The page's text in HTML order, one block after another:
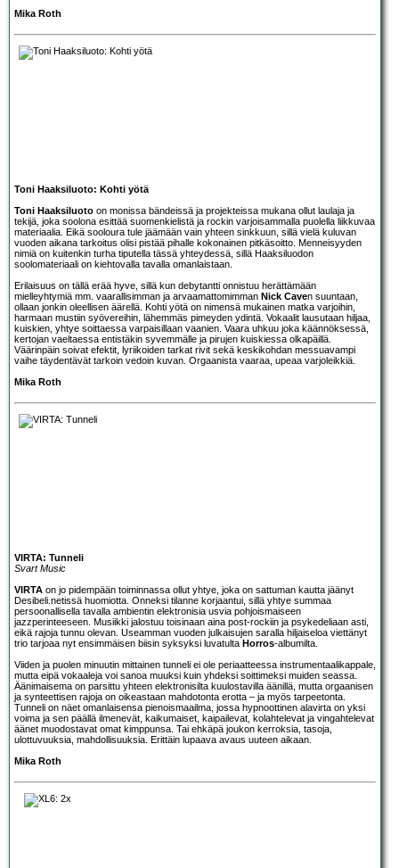
Mika Roth
Toni Haaksiluoto: Kohti yötä
Toni Haaksiluoto on monissa bändeissä ja projekteissa mukana ollut laulaja ja
tekijä, joka soolona esittää suomenkielistä ja rockin varjoisammalla puolella liikkuvaa
materiaalia. Eikä sooloura tule jäämään vain yhteen sinkkuun, sillä vielä kuluvan
vuoden aikana tarkoitus olisi pistää pihalle kokonainen pitkäsoitto. Menneisyyden
nimiä on kuitenkin turha tiputella tässä yhteydessä, sillä Haaksiluodon
soolomateriaali on kiehtovalla tavalla omanlaistaan.
Erilaisuus on tällä erää hyve, sillä kun debytantti onnistuu herättämään
mielleyhtymiä mm. vaarallisimman ja arvaamattomimman Nick Caven suuntaan,
ollaan jonkin oleellisen äärellä. Kohti yötä on nimensä mukainen matka varjoihin,
harmaan mustiin syövereihin, lähemmäs pimeyden ydintä. Vokaalit lausutaan hiljaa,
kuiskien, yhtye soittaessa varpaisillaan vaanien. Vaara uhkuu joka käännöksessä,
kertojan vaeltaessa entistäkin syvemmälle ja pirujen kuiskiessa olkapäillä.
Väärinpäin soivat efektit, lyriikoiden tarkat rivit sekä keskikohdan messuavampi
vaihe täydentävät tarkoin vedoin kuvan. Orgaanista vaaraa, upeaa varjoleikkiä.
Mika Roth
VIRTA: Tunneli
Svart Music
VIRTA on jo pidempään toiminnassa ollut yhtye, joka on sattuman kautta jäänyt
Desibeli.netissä huomiotta. Onneksi tilanne korjaantui, sillä yhtye summaa
persoonallisella tavalla ambientin elektronisia usvia pohjoismaiseen
jazzperinteeseen. Musiikki jalostuu toisinaan aina post-rockiin ja psykedeliaan asti,
eikä rajoja tunnu olevan. Useamman vuoden julkaisujen saralla hiljaiseloa viettänyt
trio tarjoaa nyt ensimmäisen biisin syksyksi luvatulta Horros-albumilta.
Viiden ja puolen minuutin mittainen tunneli ei ole periaatteessa instrumentaalikappale,
mutta eipä vokaaleja voi sanoa muuksi kuin yhdeksi soittimeksi muiden seassa.
Äänimaisema on parsittu yhteen elektronisilta kuulostavilla äänillä, mutta orgaanisen
ja synteettisen rajoja on oikeastaan mahdotonta erotta – ja myös tarpeetonta.
Tunneli on näet omanlaisensa pienoismaailma, jossa hypnoottinen alavirta on yksi
voima ja sen päällä ilmenevät, kaikumaiset, kaipailevat, kolahtelevat ja vingahtelevat
äänet muodostavat omat kimppunsa. Tai ehkäpä joukon kerroksia, tasoja,
ulottuvuuksia, mahdollisuuksia. Erittäin lupaava avaus uuteen aikaan.
Mika Roth